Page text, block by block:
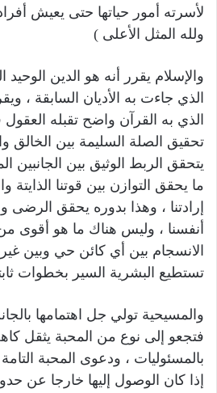
لأسرته أمور حياتها حتى يعيش
ولله المثل الأعلى )
والإسلام يقرر أنه هو الدين
الذي جاءت به الأديان السابقة ،
الذي به القرآن واضح تقبله
تحقيق الصلة السليمة بين الخالق
يتحقق الربط الوثيق بين الجانبين
ما يحقق التوازن بين قوتنا الذايتة
إرادتنا ، وهذا بدوره يحقق الرضى
أنفسنا ، وليس هناك ما هو أقوى
الانسجام بين أي كائن حي وبين
تستطيع البشرية السير بخطوات
والمسيحية تولي جل اهتمامها
فتجعو إلى نوع من المحبة يثقل
بالمسئوليات ، ودعوى المحبة
إذا كان الوصول إليها خارجا عن